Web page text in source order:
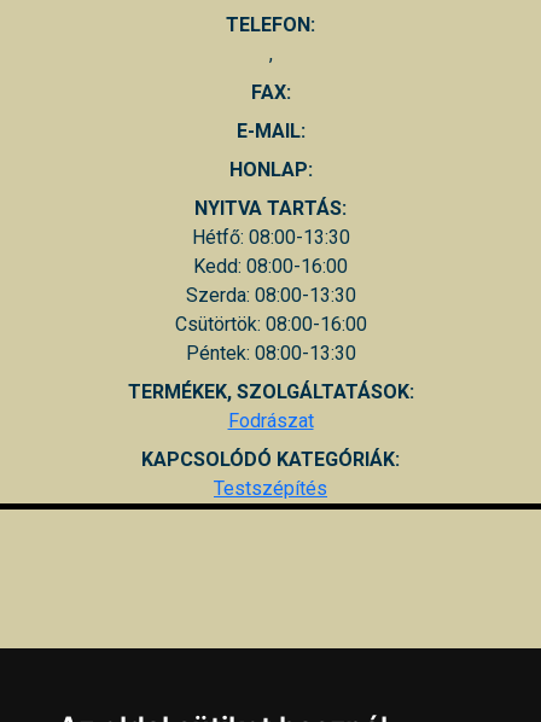
TELEFON:
,
FAX:
E-MAIL:
HONLAP:
NYITVA TARTÁS:
Hétfő: 08:00-13:30
Kedd: 08:00-16:00
Szerda: 08:00-13:30
Csütörtök: 08:00-16:00
Péntek: 08:00-13:30
TERMÉKEK, SZOLGÁLTATÁSOK:
Fodrászat
KAPCSOLÓDÓ KATEGÓRIÁK:
Testszépítés